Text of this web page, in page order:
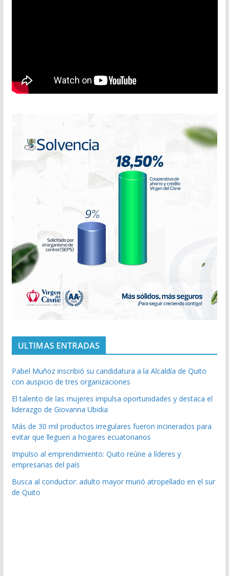
ULTIMAS ENTRADAS
Pabel Muñoz inscribió su candidatura a la Alcaldía de Quito
con auspicio de tres organizaciones
El talento de las mujeres impulsa oportunidades y destaca el
liderazgo de Giovanna Ubidia
Más de 30 mil productos irregulares fueron incinerados para
evitar que lleguen a hogares ecuatorianos
Impulso al emprendimiento: Quito reúne a líderes y
empresarias del país
Busca al conductor: adulto mayor murió atropellado en el sur
de Quito